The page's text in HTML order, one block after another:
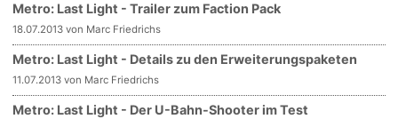
Metro: Last Light - Trailer zum Faction Pack
18.07.2013 von Marc Friedrichs
Metro: Last Light - Details zu den Erweiterungspaketen
11.07.2013 von Marc Friedrichs
Metro: Last Light - Der U-Bahn-Shooter im Test